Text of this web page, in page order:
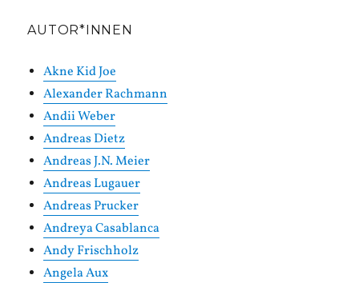
AUTOR*INNEN
Akne Kid Joe
Alexander Rachmann
Andii Weber
Andreas Dietz
Andreas J.N. Meier
Andreas Lugauer
Andreas Prucker
Andreya Casablanca
Andy Frischholz
Angela Aux